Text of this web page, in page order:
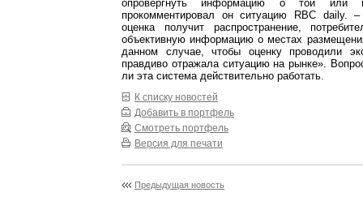
опровергнуть информацию о той или
прокомментировал он ситуацию RBC daily.
оценка получит распространение,
объективную информацию о местах
данном случае, чтобы оценку проводили
правдиво отражала ситуацию на рынке».
ли эта система действительно работать.
К списку новостей
Добавить в портфель
Смотреть портфель
Версия для печати
Предыдущая новость